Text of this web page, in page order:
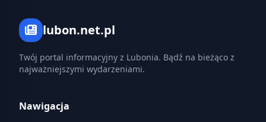
lubon.net.pl
Twój portal informacyjny z Lubonia. Bądź na bieżąco z
najważniejszymi wydarzeniami.
Nawigacja